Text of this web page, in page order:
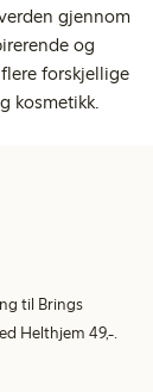
gjennom
og
forskjellige
kosmetikk.
til Brings
Helthjem 49,-.